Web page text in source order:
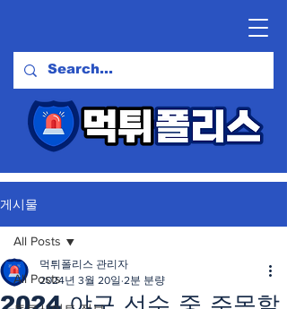
게시물
All Posts
All Posts
먹튀폴리스 관리자
2024년 3월 20일 2분 분량